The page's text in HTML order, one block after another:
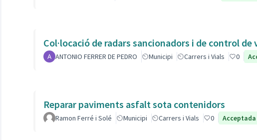
Col·locació de radars sancionadors i de control
ANTONIO FERRER DE PEDRO Municipi Carrers i Vials 0
Reparar paviments asfalt sota contenidors
Ramon Ferré i Solé Municipi Carrers i Vials 0 Acceptada